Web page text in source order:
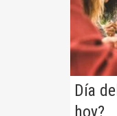
Día
hoy?